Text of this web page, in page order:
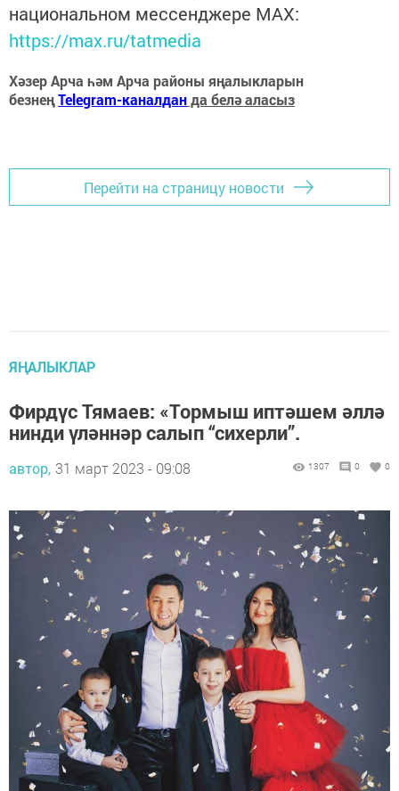
национальном мессенджере MАХ:
https://max.ru/tatmedia
Хәзер Арча һәм Арча районы яңалыкларын
безнеңTelegram-каналданда белә аласыз
Перейти на страницу новости
ЯҢАЛЫКЛАР
Фирдүс Тямаев: «Тормыш иптәшем әллә
нинди үләннәр салып “сихерли”.
автор, 31 март 2023 - 09:08 1307 0 0